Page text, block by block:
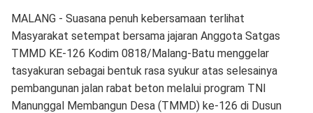
MALANG - Suasana penuh kebersamaan terlihat
Masyarakat setempat bersama jajaran Anggota Satgas
TMMD KE-126 Kodim 0818/Malang-Batu menggelar
tasyakuran sebagai bentuk rasa syukur atas selesainya
pembangunan jalan rabat beton melalui program TNI
Manunggal Membangun Desa (TMMD) ke-126 di Dusun